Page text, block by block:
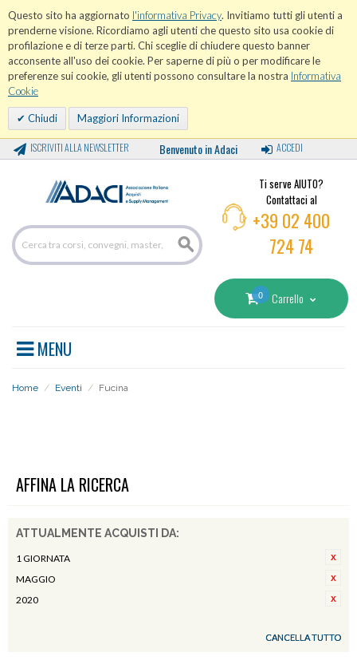
Questo sito ha aggiornato l'informativa Privacy. Invitiamo tutti gli utenti a
prenderne visione. Ricordiamo agli utenti che questo sito usa cookie di
profilazione e di terze parti. Chi sceglie di chiudere questo banner
acconsente all'uso dei cookie. Per saperne di più o per modificare le
preferenze sui cookie, gli utenti possono consultare la nostra Informativa
Cookie
Chiudi Maggiori Informazioni
ISCRIVITI ALLA NEWSLETTER Benvenuto in Adaci ACCEDI
Ti serve AIUTO?
Contattaci al
+39 02 400
724 74
0 Carrello
MENU
Home / Eventi / Fucina
AFFINA LA RICERCA
ATTUALMENTE ACQUISTI DA:
1 GIORNATA
MAGGIO
2020
CANCELLA TUTTO